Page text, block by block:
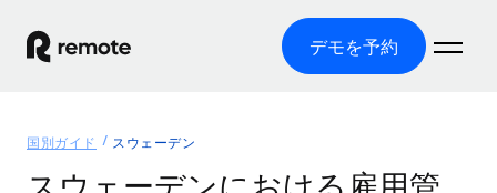
デモを予約
国別ガイド スウェーデン